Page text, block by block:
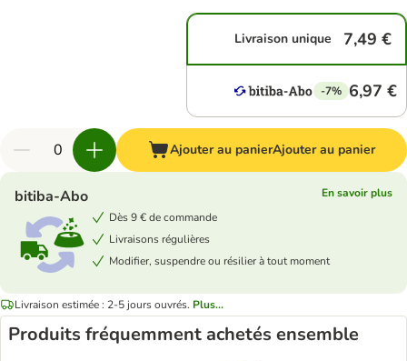
Livraison unique 7,49 €
-7% 6,97 €
Ajouter au panierAjouter au panier
bitiba-Abo
En savoir plus
Dès 9 € de commande
Livraisons régulières
Modifier, suspendre ou résilier à tout moment
Livraison estimée : 2-5 jours ouvrés. Plus...
Produits fréquemment achetés ensemble